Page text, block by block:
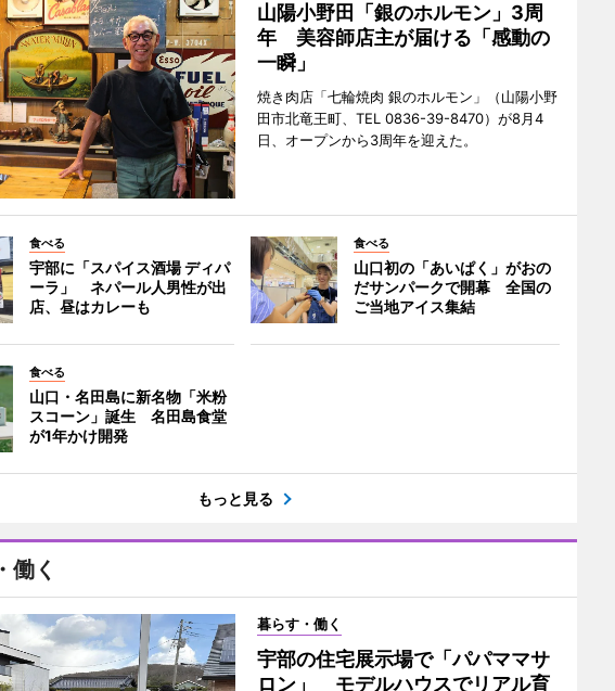
山陽小野田「銀のホルモン」3周
年 美容師店主が届ける「感動の
一瞬」
焼き肉店「七輪焼肉 銀のホルモン」（山陽小野
田市北竜王町、TEL 0836-39-8470）が8月4
日、オープンから3周年を迎えた。
食べる
宇部に「スパイス酒場 ディパ
ーラ」 ネパール人男性が出
店、昼はカレーも
食べる
山口初の「あいぱく」がおの
だサンパークで開幕 全国の
ご当地アイス集結
食べる
山口・名田島に新名物「米粉
スコーン」誕生 名田島食堂
が1年かけ開発
もっと見る
働く
暮らす・働く
宇部の住宅展示場で「パパママサ
ロン」 モデルハウスでリアル育